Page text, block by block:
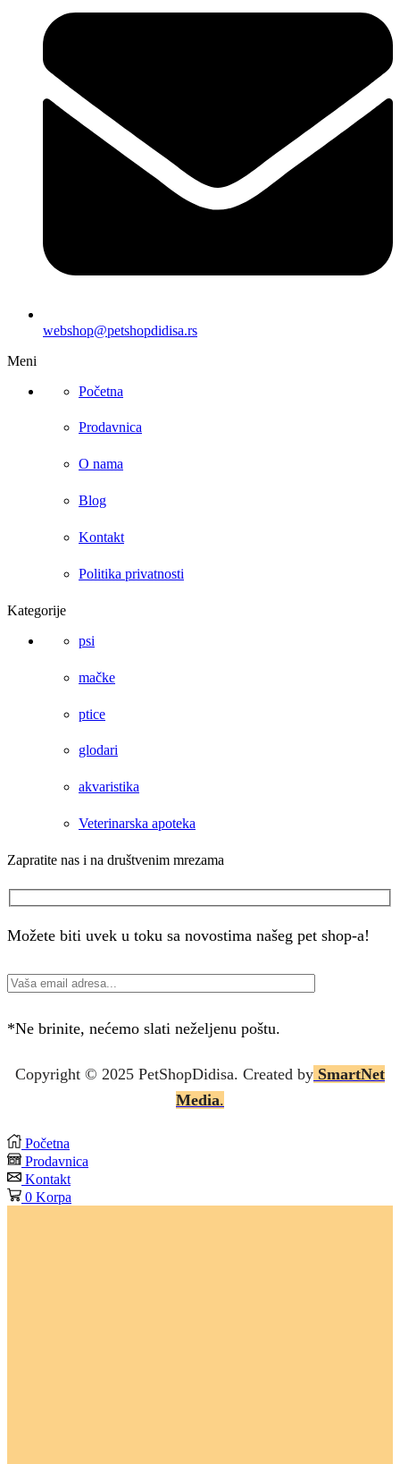
webshop@petshopdidisa.rs
Meni
Početna
Prodavnica
O nama
Blog
Kontakt
Politika privatnosti
Kategorije
psi
mačke
ptice
glodari
akvaristika
Veterinarska apoteka
Zapratite nas i na društvenim mrezama
Možete biti uvek u toku sa novostima našeg pet shop-a!
*Ne brinite, nećemo slati neželjenu poštu.
Copyright © 2025 PetShopDidisa. Created by SmartNet
Media.
Početna
Prodavnica
Kontakt
0 Korpa